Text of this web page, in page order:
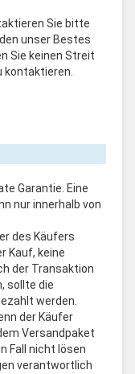
Sie bitte
unser Bestes
Sie keinen Streit
kontaktieren.
Garantie. Eine
nur innerhalb von
des Käufers
Kauf, keine
der Transaktion
sollte die
werden.
der Käufer
Versandpaket
Fall nicht lösen
verantwortlich